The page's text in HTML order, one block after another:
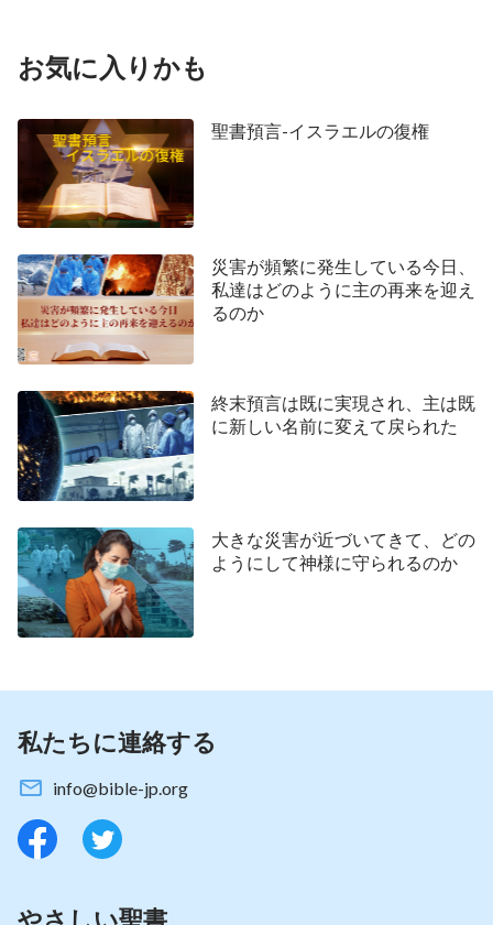
お気に入りかも
聖書預言-イスラエルの復権
災害が頻繁に発生している今日、
私達はどのように主の再来を迎え
るのか
終末預言は既に実現され、主は既
に新しい名前に変えて戻られた
大きな災害が近づいてきて、どの
ようにして神様に守られるのか
私たちに連絡する
info@bible-jp.org
やさしい聖書